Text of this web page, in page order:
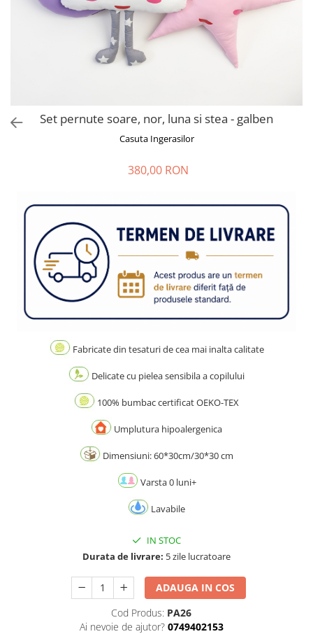
Set pernute soare, nor, luna si stea - galben
Casuta Ingerasilor
380,00 RON
Fabricate din tesaturi de cea mai inalta calitate
Delicate cu pielea sensibila a copilului
100% bumbac certificat OEKO-TEX
Umplutura hipoalergenica
Dimensiuni: 60*30cm/30*30 cm
Varsta 0 luni+
Lavabile
IN STOC
Durata de livrare: 5 zile lucratoare
ADAUGA IN COS
Cod Produs: PA26
Ai nevoie de ajutor? 0749402153